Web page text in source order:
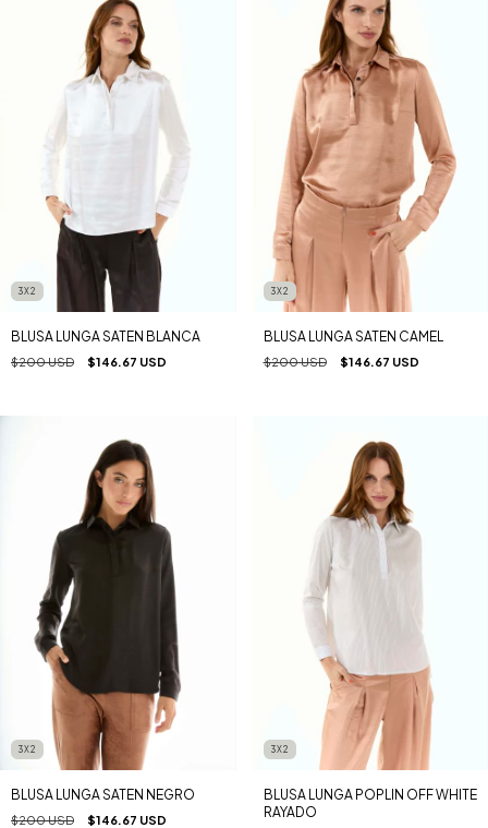
3X2
BLUSA LUNGA SATEN BLANCA
$200 USD $146.67 USD
3X2
BLUSA LUNGA SATEN CAMEL
$200 USD $146.67 USD
3X2
BLUSA LUNGA SATEN NEGRO
$200 USD $146.67 USD
3X2
BLUSA LUNGA POPLIN OFF WHITE
RAYADO